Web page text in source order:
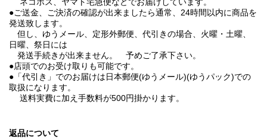
●ご送金、ご決済の確認が出来ましたら通常、24時間以内に商品を
発送致します。
但し、ゆうメール、定形外郵便、代引きの場合、火曜・土曜、
日曜、祭日には
発送手続きが出来ません。 予めご了承下さい。
●店頭でのお受け取りも可能です。
●「代引き」でのお届けは日本郵便(ゆうメール)(ゆうパック)での
取扱になります。
送料実費に加え手数料が500円掛かります。
返品について